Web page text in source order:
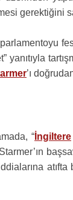
gerektiğini
parlamentoyu
yanıtıyla
’ı
“ İngiltere
atıfta